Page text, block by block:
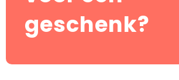
geschenk?